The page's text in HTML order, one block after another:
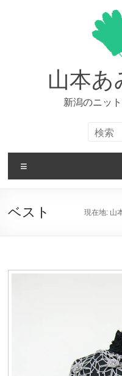
山本あ
新潟のニッ
ニ
ー
ベスト 現在地: 山